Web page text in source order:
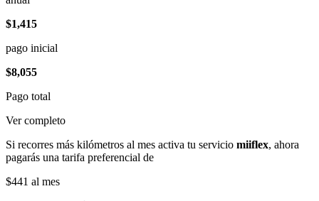
$1,415
pago inicial
$8,055
Pago total
Ver completo
Si recorres más kilómetros al mes activa tu servicio miiflex, ahora
pagarás una tarifa preferencial de
$441 al mes